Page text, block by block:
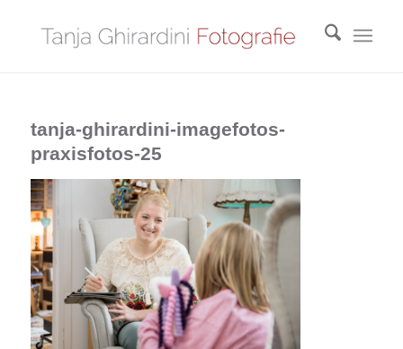
tanja-ghirardini-imagefotos-
praxisfotos-25